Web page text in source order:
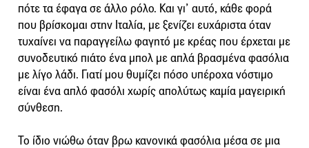
πότε τα έφαγα σε άλλο ρόλο. Και γι’ αυτό, κάθε φορά
που βρίσκομαι στην Ιταλία, με ξενίζει ευχάριστα όταν
τυχαίνει να παραγγείλω φαγητό με κρέας που έρχεται με
συνοδευτικό πιάτο ένα μπολ με απλά βρασμένα φασόλια
με λίγο λάδι. Γιατί μου θυμίζει πόσο υπέροχα νόστιμο
είναι ένα απλό φασόλι χωρίς απολύτως καμία μαγειρική
σύνθεση.
Το ίδιο νιώθω όταν βρω κανονικά φασόλια μέσα σε μια